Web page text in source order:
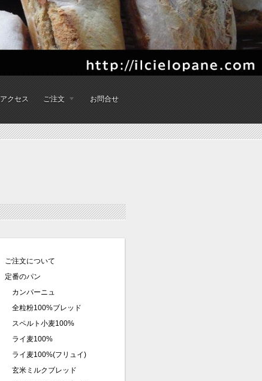
アクセス ご注文 お問合せ
ご注文について
定番のパン
カンパーニュ
全粒粉100%ブレッド
スペルト小麦100%
ライ麦100%
ライ麦100%(フリュイ)
玄米ミルクブレッド